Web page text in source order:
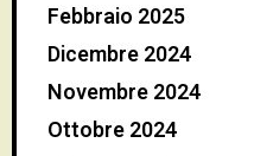
Febbraio 2025
Dicembre 2024
Novembre 2024
Ottobre 2024